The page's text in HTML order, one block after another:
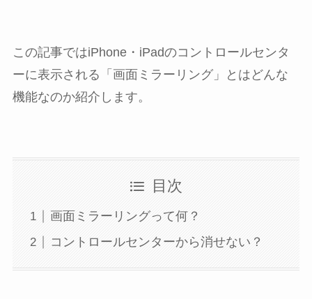
この記事ではiPhone・iPadのコントロールセンタ
ーに表示される「画面ミラーリング」とはどんな
機能なのか紹介します。
目次
画面ミラーリングって何？
コントロールセンターから消せない？